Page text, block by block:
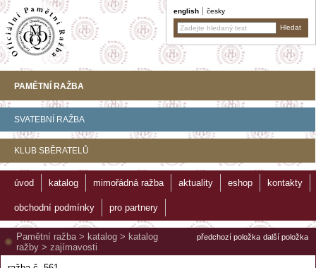
english česky
PAMĚTNÍ RAŽBA
SVATEBNÍ RAŽBA
KLUB SBĚRATELŮ
úvod katalog mimořádná ražba aktuality eshop kontakty
obchodní podmínky pro partnery
předchozí položka další položka
Pamětní ražba> katalog > katalog
ražby > zajímavosti